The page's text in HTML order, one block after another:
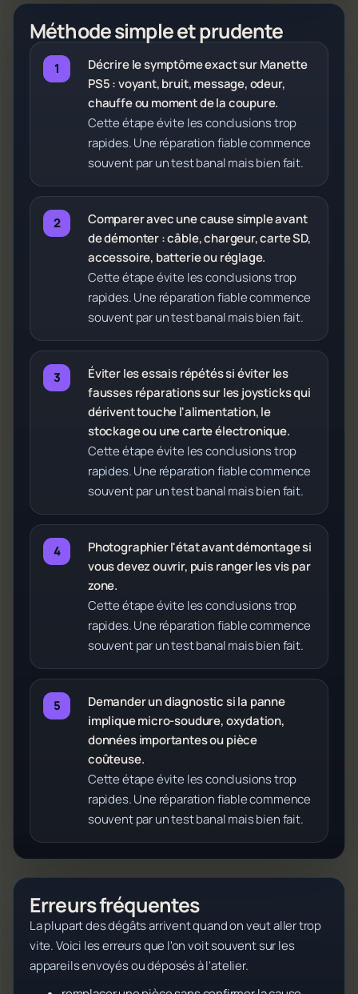
Méthode simple et prudente
Décrire le symptôme exact sur Manette
PS5 : voyant, bruit, message, odeur,
chauffe ou moment de la coupure.
Cette étape évite les conclusions trop
rapides. Une réparation fiable commence
souvent par un test banal mais bien fait.
Comparer avec une cause simple avant
de démonter : câble, chargeur, carte SD,
accessoire, batterie ou réglage.
Cette étape évite les conclusions trop
rapides. Une réparation fiable commence
souvent par un test banal mais bien fait.
Éviter les essais répétés si éviter les
fausses réparations sur les joysticks qui
dérivent touche l'alimentation, le
stockage ou une carte électronique.
Cette étape évite les conclusions trop
rapides. Une réparation fiable commence
souvent par un test banal mais bien fait.
Photographier l'état avant démontage si
vous devez ouvrir, puis ranger les vis par
zone.
Cette étape évite les conclusions trop
rapides. Une réparation fiable commence
souvent par un test banal mais bien fait.
Demander un diagnostic si la panne
implique micro-soudure, oxydation,
données importantes ou pièce
coûteuse.
Cette étape évite les conclusions trop
rapides. Une réparation fiable commence
souvent par un test banal mais bien fait.
Erreurs fréquentes
La plupart des dégâts arrivent quand on veut aller trop
vite. Voici les erreurs que l'on voit souvent sur les
appareils envoyés ou déposés à l'atelier.